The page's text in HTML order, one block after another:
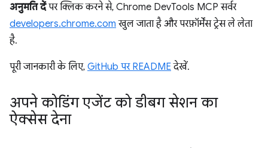
अनुमति देंपर क्लिक करने से, Chrome DevTools MCP सर्वर
developers.chrome.com खुल जाता है और परफ़ॉर्मेंस ट्रेस ले लेता
है.
पूरी जानकारी के लिए, GitHub पर READMEदेखें.
अपने कोडिंग एजेंट को डीबग सेशन का
ऐक्सेस देना